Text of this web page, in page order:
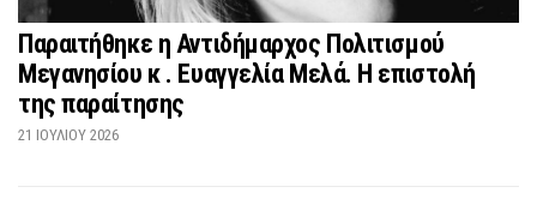
Παραιτήθηκε η Αντιδήμαρχος Πολιτισμού
Μεγανησίου κ . Ευαγγελία Μελά. Η επιστολή
της παραίτησης
21 ΙΟΥΛΊΟΥ 2026